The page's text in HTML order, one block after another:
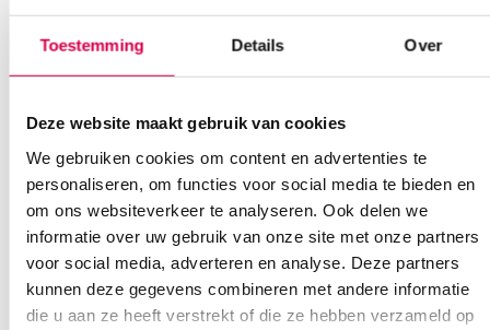
Toestemming Details Over
Deze website maakt gebruik van cookies
We gebruiken cookies om content en advertenties te
personaliseren, om functies voor social media te bieden en
om ons websiteverkeer te analyseren. Ook delen we
informatie over uw gebruik van onze site met onze partners
voor social media, adverteren en analyse. Deze partners
kunnen deze gegevens combineren met andere informatie
die u aan ze heeft verstrekt of die ze hebben verzameld op
Ook interessant